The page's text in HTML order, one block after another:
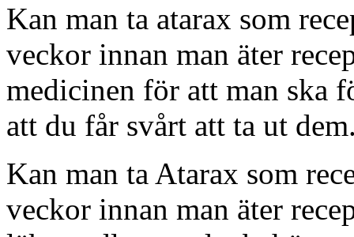
Kan man ta atarax som
veckor innan man äter
medicinen för att man ska
att du får svårt att ta ut
Kan man ta Atarax som
veckor innan man äter